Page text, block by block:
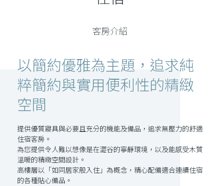
客房介紹
以簡約優雅為主題，追求純
粹簡約與實用便利性的精緻
空間
提供優質寢具與必要且充分的機能及備品，追求無壓力的舒適
住宿客房。
為您提供令人難以想像是在澀谷的寧靜環境，以及能感受木質
溫暖的精緻空間設計。
高樓層以「如同居家般入住」為概念，精心配備適合連續住宿
的各種貼心備品。